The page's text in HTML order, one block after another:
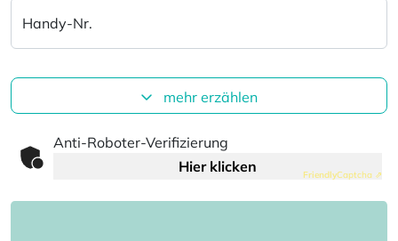
Handy-Nr.
mehr erzählen
Anti-Roboter-Verifizierung
Hier klicken
FriendlyCaptcha ⇗